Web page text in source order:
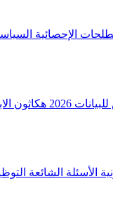
الإحصائية
2026 هكاثون
الأسئلة الشائعة